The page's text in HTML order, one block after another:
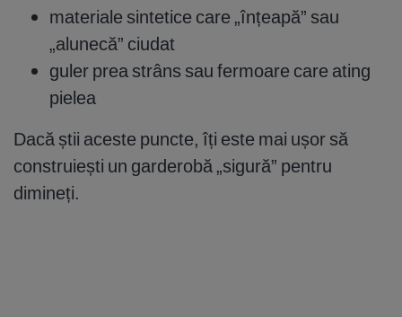
materiale sintetice care „înțeapă” sau
„alunecă” ciudat
guler prea strâns sau fermoare care ating
pielea
Dacă știi aceste puncte, îți este mai ușor să
construiești un garderobă „sigură” pentru
dimineți.